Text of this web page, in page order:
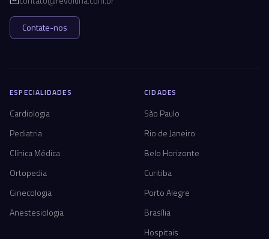
Contate-nos
ESPECIALIDADES
Cardiologia
Pediatria
Clínica Médica
Ortopedia
Ginecologia
Anestesiologia
CIDADES
São Paulo
Rio de Janeiro
Belo Horizonte
Curitiba
Porto Alegre
Brasília
Hospitais